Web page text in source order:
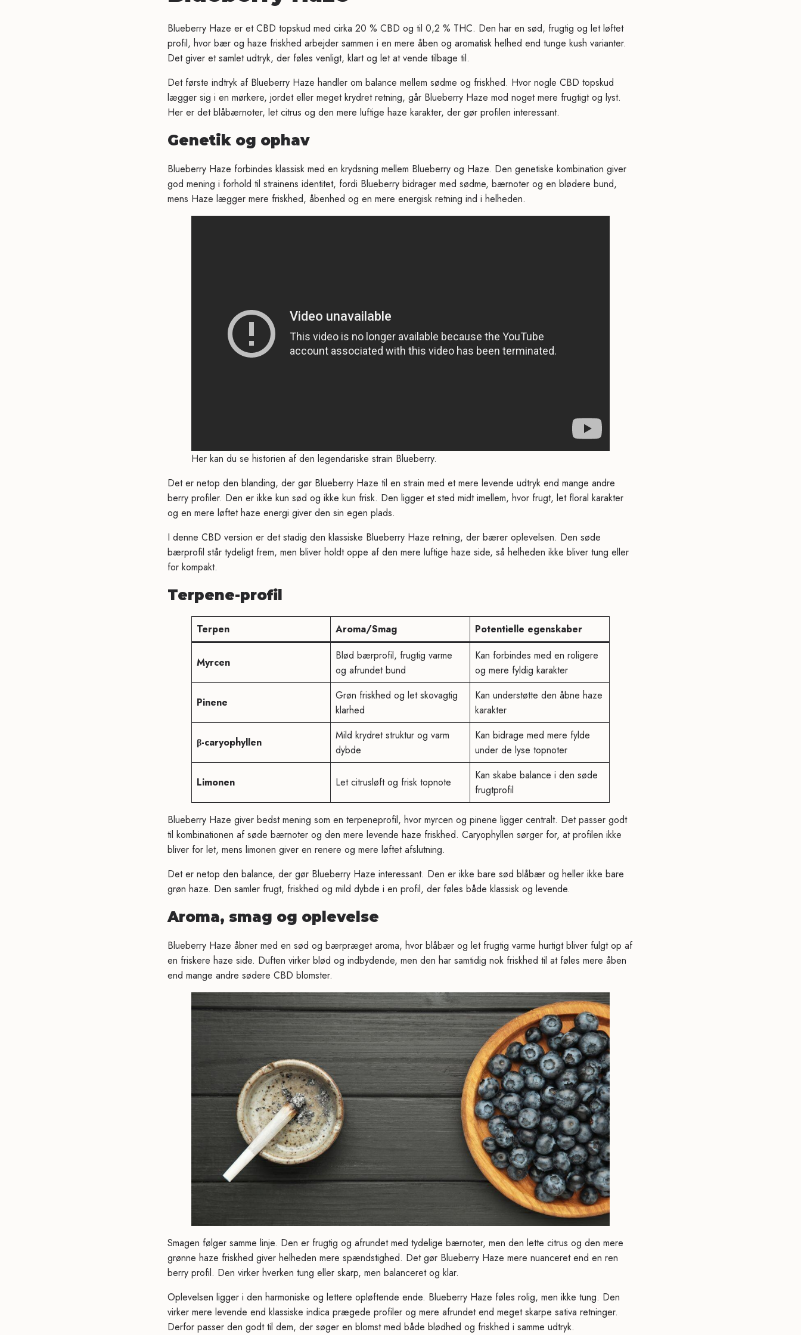
Blueberry Haze er et CBD topskud med cirka 20 % CBD og til 0,2 % THC. Den har en sød, frugtig og let løftet
profil, hvor bær og haze friskhed arbejder sammen i en mere åben og aromatisk helhed end tunge kush varianter.
Det giver et samlet udtryk, der føles venligt, klart og let at vende tilbage til.
Det første indtryk af Blueberry Haze handler om balance mellem sødme og friskhed. Hvor nogle CBD topskud
lægger sig i en mørkere, jordet eller meget krydret retning, går Blueberry Haze mod noget mere frugtigt og lyst.
Her er det blåbærnoter, let citrus og den mere luftige haze karakter, der gør profilen interessant.
Genetik og ophav
Blueberry Haze forbindes klassisk med en krydsning mellem Blueberry og Haze. Den genetiske kombination giver
god mening i forhold til strainens identitet, fordi Blueberry bidrager med sødme, bærnoter og en blødere bund,
mens Haze lægger mere friskhed, åbenhed og en mere energisk retning ind i helheden.
Her kan du se historien af den legendariske strain Blueberry.
Det er netop den blanding, der gør Blueberry Haze til en strain med et mere levende udtryk end mange andre
berry profiler. Den er ikke kun sød og ikke kun frisk. Den ligger et sted midt imellem, hvor frugt, let floral karakter
og en mere løftet haze energi giver den sin egen plads.
I denne CBD version er det stadig den klassiske Blueberry Haze retning, der bærer oplevelsen. Den søde
bærprofil står tydeligt frem, men bliver holdt oppe af den mere luftige haze side, så helheden ikke bliver tung eller
for kompakt.
Terpene-profil
Terpen Aroma/Smag Potentielle egenskaber
Myrcen
Blød bærprofil, frugtig varme
og afrundet bund
Kan forbindes med en roligere
og mere fyldig karakter
Pinene
Grøn friskhed og let skovagtig
klarhed
Kan understøtte den åbne haze
karakter
β-caryophyllen
Mild krydret struktur og varm
dybde
Kan bidrage med mere fylde
under de lyse topnoter
Limonen Let citrusløft og frisk topnote
Kan skabe balance i den søde
frugtprofil
Blueberry Haze giver bedst mening som en terpeneprofil, hvor myrcen og pinene ligger centralt. Det passer godt
til kombinationen af søde bærnoter og den mere levende haze friskhed. Caryophyllen sørger for, at profilen ikke
bliver for let, mens limonen giver en renere og mere løftet afslutning.
Det er netop den balance, der gør Blueberry Haze interessant. Den er ikke bare sød blåbær og heller ikke bare
grøn haze. Den samler frugt, friskhed og mild dybde i en profil, der føles både klassisk og levende.
Aroma, smag og oplevelse
Blueberry Haze åbner med en sød og bærpræget aroma, hvor blåbær og let frugtig varme hurtigt bliver fulgt op af
en friskere haze side. Duften virker blød og indbydende, men den har samtidig nok friskhed til at føles mere åben
end mange andre sødere CBD blomster.
Smagen følger samme linje. Den er frugtig og afrundet med tydelige bærnoter, men den lette citrus og den mere
grønne haze friskhed giver helheden mere spændstighed. Det gør Blueberry Haze mere nuanceret end en ren
berry profil. Den virker hverken tung eller skarp, men balanceret og klar.
Oplevelsen ligger i den harmoniske og lettere opløftende ende. Blueberry Haze føles rolig, men ikke tung. Den
virker mere levende end klassiske indica prægede profiler og mere afrundet end meget skarpe sativa retninger.
Derfor passer den godt til dem, der søger en blomst med både blødhed og friskhed i samme udtryk.